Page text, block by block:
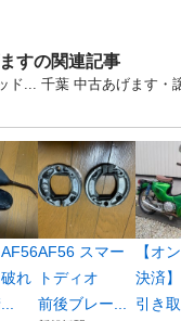
すの関連記事
... 千葉 中古あげます・
れ
AF56 スマー
トディオ
前後ブレー...
【オ
決済
引き